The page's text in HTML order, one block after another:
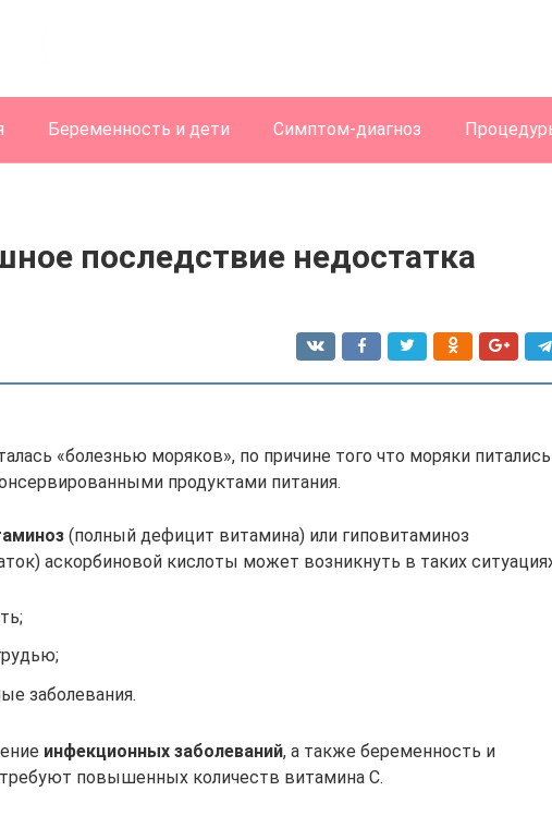
Беременность и дети Симптом-диагноз
последствие недостатка
«болезнью моряков», по причине того что моряки питались
продуктами питания.
(полный дефицит витамина) или гиповитаминоз
аскорбиновой кислоты может возникнуть в таких
заболевания.
инфекционных заболеваний, а также беременность и
повышенных количеств витамина С.